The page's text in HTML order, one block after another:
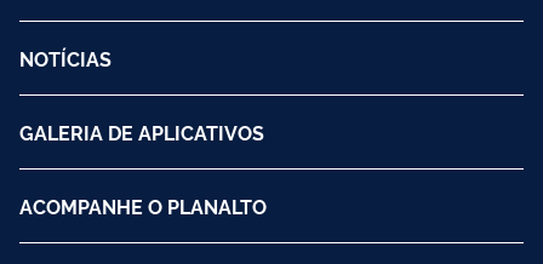
NOTÍCIAS
GALERIA DE APLICATIVOS
ACOMPANHE O PLANALTO